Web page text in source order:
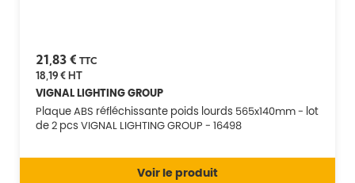
21,83 € TTC
18,19 €HT
VIGNAL LIGHTING GROUP
Plaque ABS réfléchissante poids lourds 565x140mm - lot
de 2 pcs VIGNAL LIGHTING GROUP - 16498
Voir le produit